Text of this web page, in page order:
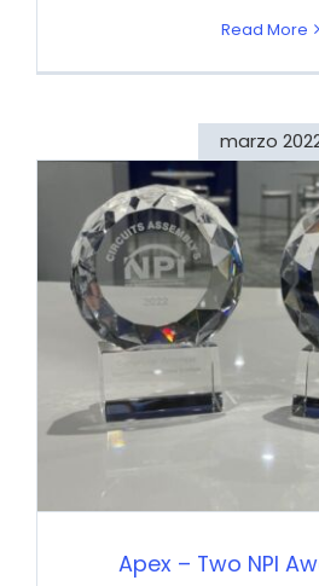
Read More
marzo
Apex – Two NPI